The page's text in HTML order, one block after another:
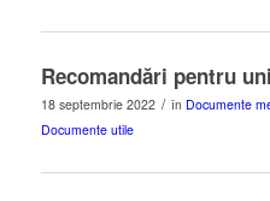
Recomandări pentru
18 septembrie 2022 / în Documente
Documente utile